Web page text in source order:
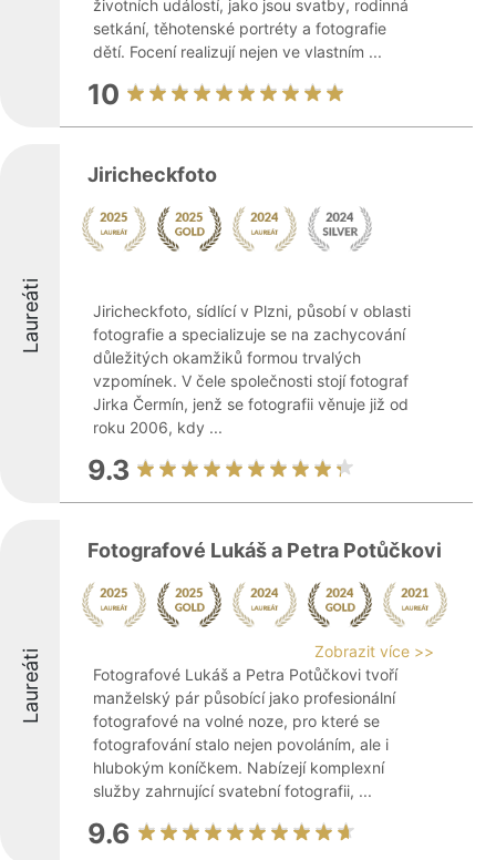
životních událostí, jako jsou svatby, rodinná
setkání, těhotenské portréty a fotografie
dětí. Focení realizují nejen ve vlastním ...
10
Laureáti
Jiricheckfoto
Jiricheckfoto, sídlící v Plzni, působí v oblasti
fotografie a specializuje se na zachycování
důležitých okamžiků formou trvalých
vzpomínek. V čele společnosti stojí fotograf
Jirka Čermín, jenž se fotografii věnuje již od
roku 2006, kdy ...
9.3
Laureáti
Fotografové Lukáš a Petra Potůčkovi
Zobrazit více >>
Fotografové Lukáš a Petra Potůčkovi tvoří
manželský pár působící jako profesionální
fotografové na volné noze, pro které se
fotografování stalo nejen povoláním, ale i
hlubokým koníčkem. Nabízejí komplexní
služby zahrnující svatební fotografii, ...
9.6